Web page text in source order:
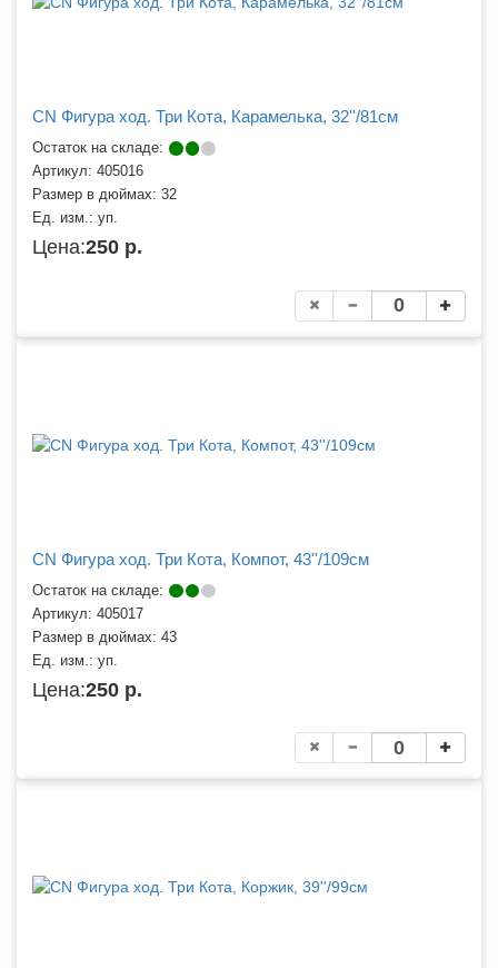
CN Фигура ход. Три Кота, Карамелька, 32''/81см
Остаток на складе:
Артикул: 405016
Размер в дюймах: 32
Ед. изм.: уп.
Цена:250 р.
CN Фигура ход. Три Кота, Компот, 43''/109см
Остаток на складе:
Артикул: 405017
Размер в дюймах: 43
Ед. изм.: уп.
Цена:250 р.